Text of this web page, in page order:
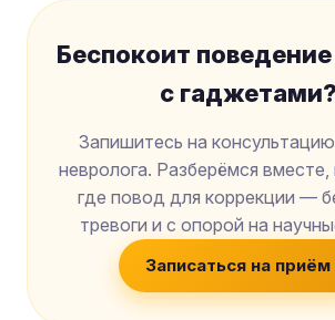
Беспокоит
с гаджетами?
Запишитесь на
невролога. Разберёмся вместе,
где повод для коррекции —
тревоги и с опорой на
Записаться на